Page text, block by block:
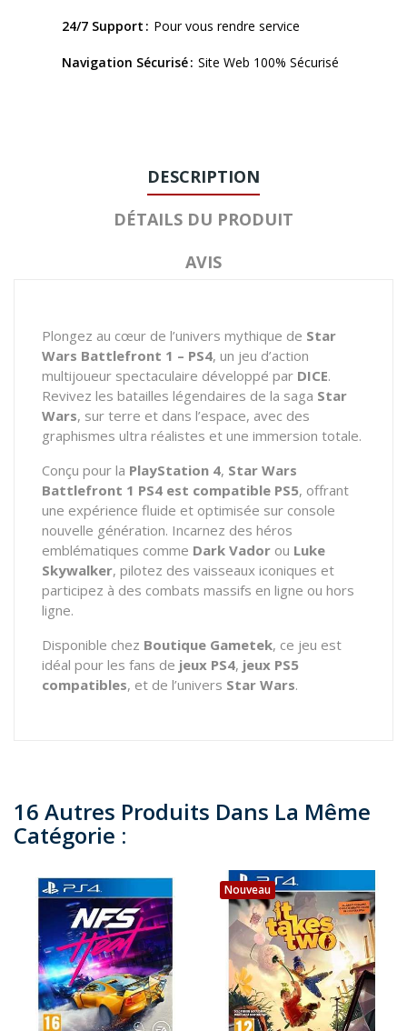
24/7 Support Pour vous rendre service
Navigation Sécurisé Site Web 100% Sécurisé
DESCRIPTION
DÉTAILS DU PRODUIT
AVIS
Plongez au cœur de l’univers mythique de Star
Wars Battlefront 1 – PS4, un jeu d’action
multijoueur spectaculaire développé par DICE.
Revivez les batailles légendaires de la saga Star
Wars, sur terre et dans l’espace, avec des
graphismes ultra réalistes et une immersion totale.
Conçu pour la PlayStation 4, Star Wars
Battlefront 1 PS4 est compatible PS5, offrant
une expérience fluide et optimisée sur console
nouvelle génération. Incarnez des héros
emblématiques comme Dark Vador ou Luke
Skywalker, pilotez des vaisseaux iconiques et
participez à des combats massifs en ligne ou hors
ligne.
Disponible chez Boutique Gametek, ce jeu est
idéal pour les fans de jeux PS4, jeux PS5
compatibles, et de l’univers Star Wars.
16 Autres Produits Dans La Même
Catégorie :
Nouveau